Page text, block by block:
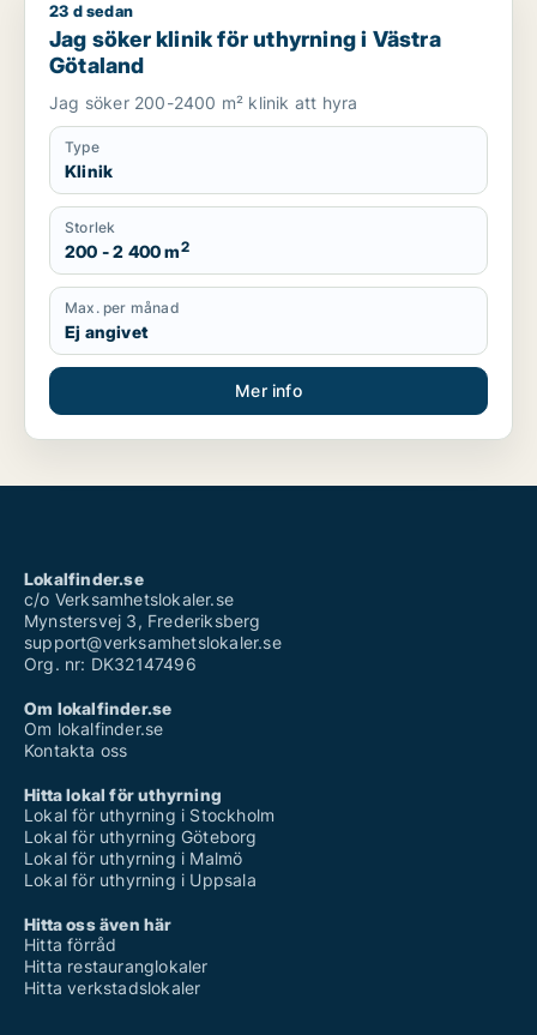
Jag söker klinik för uthyrning i Västra Götaland
23 d sedan
Jag söker klinik för uthyrning i Västra
Götaland
Jag söker 200-2400 m² klinik att hyra
Type
Klinik
Storlek
200 - 2 400 m2
Max. per månad
Ej angivet
Mer info
Lokalfinder.se
c/o Verksamhetslokaler.se
Mynstersvej 3, Frederiksberg
support@verksamhetslokaler.se
Org. nr: DK32147496
Om lokalfinder.se
Om lokalfinder.se
Kontakta oss
Hitta lokal för uthyrning
Lokal för uthyrning i Stockholm
Lokal för uthyrning Göteborg
Lokal för uthyrning i Malmö
Lokal för uthyrning i Uppsala
Hitta oss även här
Hitta förråd
Hitta restauranglokaler
Hitta verkstadslokaler